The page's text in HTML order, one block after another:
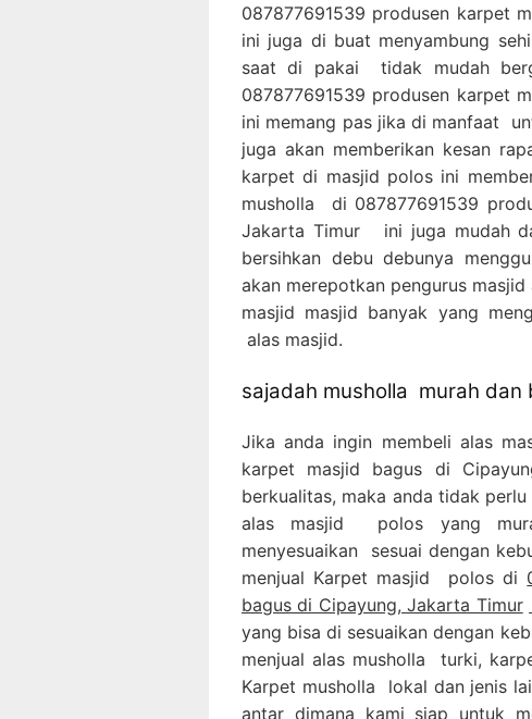
087877691539 produsen karpet
ini juga di buat menyambung
saat di pakai tidak mudah
087877691539 produsen karpet
ini memang pas jika di manfaat
juga akan memberikan kesan
karpet di masjid polos ini
musholla di 087877691539
Jakarta Timur ini juga mudah
bersihkan debu debunya
akan merepotkan pengurus
masjid masjid banyak yang
alas masjid.
sajadah musholla murah dan
Jika anda ingin membeli alas
karpet masjid bagus di
berkualitas, maka anda tidak
alas masjid polos yang
menyesuaikan sesuai dengan
menjual Karpet masjid polos di
bagus di Cipayung, Jakarta Timur
yang bisa di sesuaikan dengan
menjual alas musholla turki,
Karpet musholla lokal dan jenis
antar dimana kami siap untuk